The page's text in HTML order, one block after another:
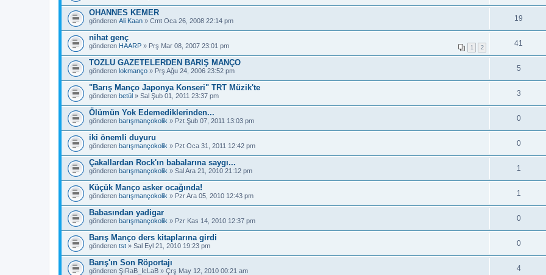
OHANNES KEMER
gönderen Ali Kaan » Cmt Oca 26, 2008 22:14 pm 19
nihat genç
1 2
gönderen HAARP » Prş Mar 08, 2007 23:01 pm 41
TOZLU GAZETELERDEN BARIŞ MANÇO
gönderen lokmanço » Prş Ağu 24, 2006 23:52 pm 5
"Barış Manço Japonya Konseri" TRT Müzik'te
gönderen betül » Sal Şub 01, 2011 23:37 pm 3
Ölümün Yok Edemediklerinden...
gönderen barışmançokolik » Pzt Şub 07, 2011 13:03 pm 0
iki önemli duyuru
gönderen barışmançokolik » Pzt Oca 31, 2011 12:42 pm 0
Çakallardan Rock'ın babalarına saygı...
gönderen barışmançokolik » Sal Ara 21, 2010 21:12 pm 1
Küçük Manço asker ocağında!
gönderen barışmançokolik » Pzr Ara 05, 2010 12:43 pm 1
Babasından yadigar
gönderen barışmançokolik » Pzr Kas 14, 2010 12:37 pm 0
Barış Manço ders kitaplarına girdi
gönderen tst » Sal Eyl 21, 2010 19:23 pm 0
Barış'ın Son Röportajı
gönderen ŞıRaB_IcLaB » Çrş May 12, 2010 00:21 am 4